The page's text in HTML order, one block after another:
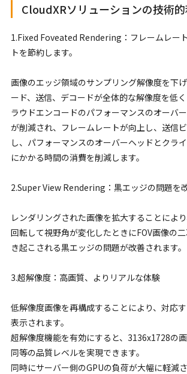
CloudXRソリューションの技術
1.Fixed Foveated Rendering：フレームレー
トを節約します。
画像のエッジ領域のサンプリング解像度を下
ード、送信、デコードが全体的な解像度を低
ラウドエンコードのパフォーマンスのオーバ
が削減され、フレームレートが向上し、送信
し、パフォーマンスのオーバーヘッドとクラ
にかかる時間の消費を削減します。
2.Super View Rendering：黒エッジの問題を
レンダリングされた画像を拡大することによ
回転して視野角が変化したときにFOV画像の
き起こされる黒エッジの問題が改善されます。
3.超解像度：高画質、よりリアルな体験
低解像度画像を再構成することにより、対応
表示されます。
超解像度機能を有効にすると、3136x1728の
同等の品質レベルを実現できます。
同時にサーバー側のGPUの負荷が大幅に軽減